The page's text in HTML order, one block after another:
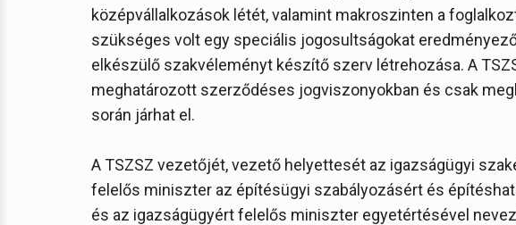
középvállalkozások létét, valamint makroszinten a
szükséges volt egy speciális jogosultságokat
elkészülő szakvéleményt készítő szerv létrehozása. A
meghatározott szerződéses jogviszonyokban és csak
során járhat el.
A TSZSZ vezetőjét, vezető helyettesét az igazságügyi
felelős miniszter az építésügyi szabályozásért és
és az igazságügyért felelős miniszter egyetértésével nevezi